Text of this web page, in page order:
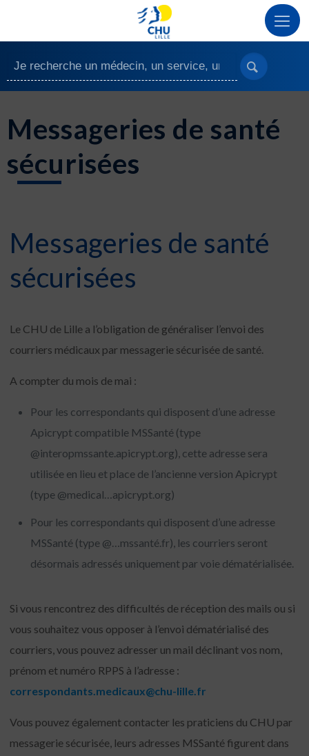
Messageries de santé
sécurisées
Messageries de santé
sécurisées
Le CHU de Lille a l’obligation de généraliser l’envoi des
courriers médicaux par messagerie sécurisée de santé.
A compter du mois de mai :
Pour les correspondants qui disposent d’une adresse
Apicrypt compatible MSSanté (type
@interopmssante.apicrypt.org), cette adresse sera
utilisée en lieu et place de l’ancienne version Apicrypt
(type @medical…apicrypt.org)
Pour les correspondants qui disposent d’une adresse
MSSanté (type @…mssanté.fr), les courriers seront
désormais adressés uniquement par voie dématérialisée.
Si vous rencontrez des difficultés de réception des mails ou si
vous souhaitez vous opposer à l’envoi dématérialisé des
courriers, vous pouvez adresser un mail déclinant vos nom,
prénom et numéro RPPS à l’adresse :
correspondants.medicaux@chu-lille.fr
Vous pouvez également contacter les praticiens du CHU par
messagerie sécurisée, leurs adresses MSSanté figurent dans